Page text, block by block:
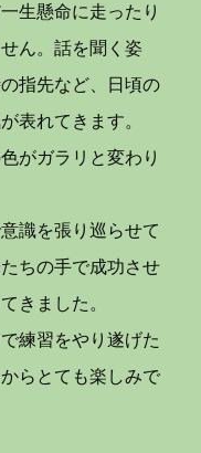
生懸命に走ったり
ん。話を聞く姿
指先など、日頃の
表れてきます。
がガラリと変わり
識を張り巡らせて
ちの手で成功させ
きました。
練習をやり遂げた
らとても楽しみで